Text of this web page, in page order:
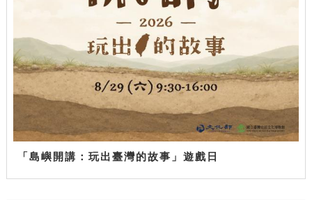
「島嶼開講：玩出臺灣的故事」遊戲日